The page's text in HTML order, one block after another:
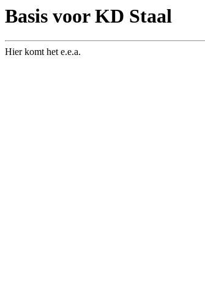
Basis voor KD Staal
Hier komt het e.e.a.